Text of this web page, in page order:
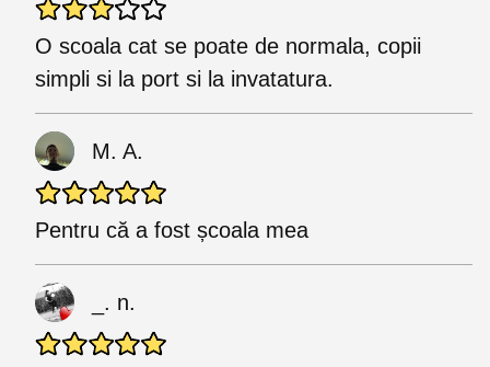
O scoala cat se poate de normala, copii
simpli si la port si la invatatura.
M. A.
Pentru că a fost școala mea
_. n.